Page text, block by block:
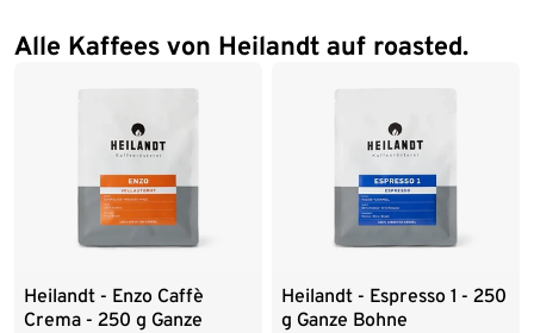
Alle Kaffees von Heilandt auf roasted.
Heilandt - Enzo Caffè
Crema - 250 g Ganze
Heilandt - Espresso 1 - 250
g Ganze Bohne